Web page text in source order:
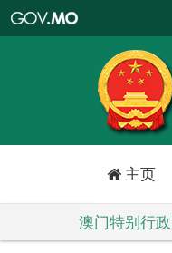
特
政
区
政
口
主页
澳门特别行